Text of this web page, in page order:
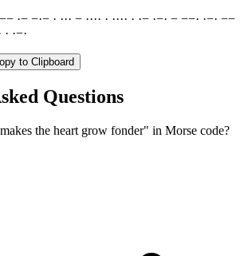
−− ·− −·− · ··· − ···· · ···· · ·− ·−· − −−· ·−· −−
· ·−·
to Clipboard
Questions
the heart grow fonder" in Morse code?